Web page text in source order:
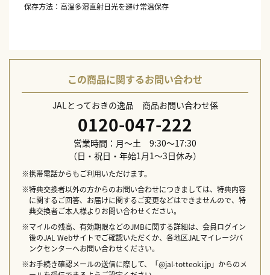
保存方法：高温多湿直射日光を避け常温保存
この商品に関するお問い合わせ
JALとっておきの逸品 商品お問い合わせ係
0120-047-222
営業時間：月～土 9:30～17:30
（日・祝日・年始1月1～3日休み）
※携帯電話からもご利用いただけます。
※特典交換者以外の方からのお問い合わせにつきましては、特典内容
に関するご回答、お届けに関するご変更などはできませんので、特
典交換者ご本人様よりお問い合わせください。
※マイルの残高、有効期限などのJMBに関する詳細は、会員ログイン
後のJAL Webサイトでご確認いただくか、各地区JALマイレージバ
ンクセンターへお問い合わせください。
※お手続き確認メールの送信に際して、「@jal-totteoki.jp」からのメ